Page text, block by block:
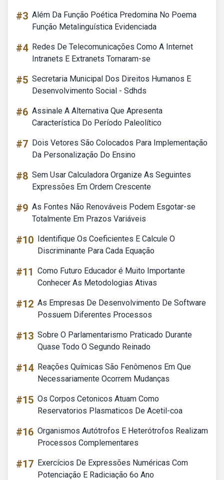
#3 Além Da Função Poética Predomina No Poema
Função Metalinguística Evidenciada
#4 Redes De Telecomunicações Como A Internet
Intranets E Extranets Tornaram-se
#5 Secretaria Municipal Dos Direitos Humanos E
Desenvolvimento Social - Sdhds
#6 Assinale A Alternativa Que Apresenta
Característica Do Período Paleolítico
#7 Dois Vetores São Colocados Para Implementação
Da Personalização Do Ensino
#8 Sem Usar Calculadora Organize As Seguintes
Expressões Em Ordem Crescente
#9 As Fontes Não Renováveis Podem Esgotar-se
Totalmente Em Prazos Variáveis
#10 Identifique Os Coeficientes E Calcule O
Discriminante Para Cada Equação
#11 Como Futuro Educador é Muito Importante
Conhecer As Metodologias Ativas
#12 As Empresas De Desenvolvimento De Software
Possuem Diferentes Processos
#13 Sobre O Parlamentarismo Praticado Durante
Quase Todo O Segundo Reinado
#14 Reações Químicas São Fenômenos Em Que
Necessariamente Ocorrem Mudanças
#15 Os Corpos Cetonicos Atuam Como
Reservatorios Plasmaticos De Acetil-coa
#16 Organismos Autótrofos E Heterótrofos Realizam
Processos Complementares
#17 Exercícios De Expressões Numéricas Com
Potenciação E Radiciação 6o Ano